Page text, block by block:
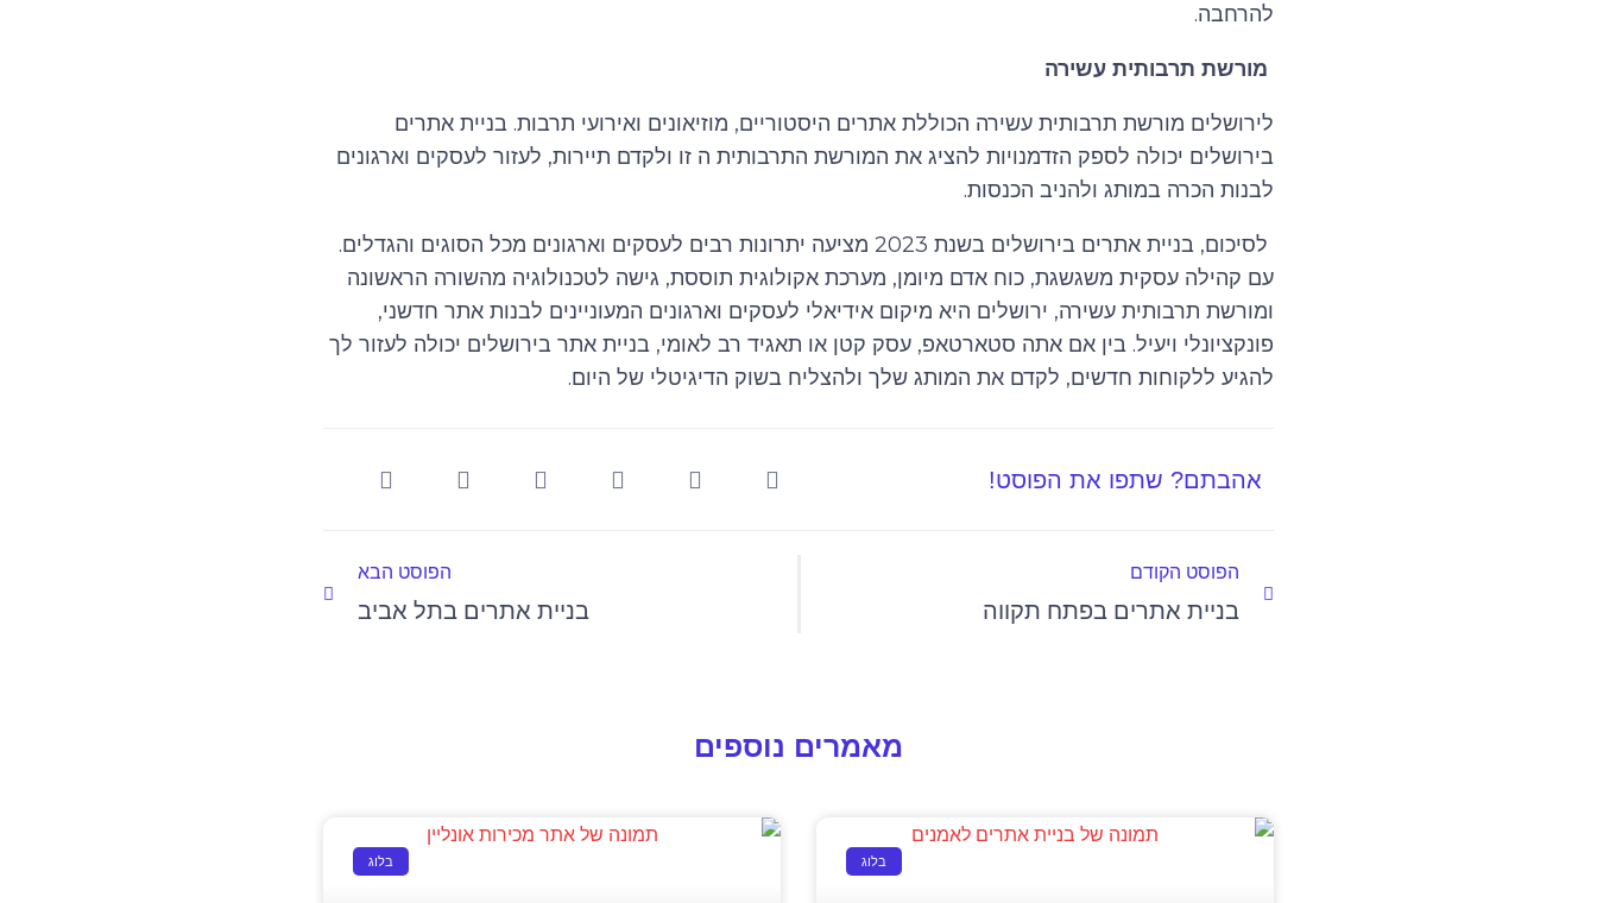
להרחבה.
מורשת תרבותית עשירה
לירושלים מורשת תרבותית עשירה הכוללת אתרים היסטוריים, מוזיאונים ואירועי תרבות. בניית אתרים
בירושלים יכולה לספק הזדמנויות להציג את המורשת התרבותית ה זו ולקדם תיירות, לעזור לעסקים וארגונים
לבנות הכרה במותג ולהניב הכנסות.
לסיכום, בניית אתרים בירושלים בשנת 2023 מציעה יתרונות רבים לעסקים וארגונים מכל הסוגים והגדלים.
עם קהילה עסקית משגשגת, כוח אדם מיומן, מערכת אקולוגית תוססת, גישה לטכנולוגיה מהשורה הראשונה
ומורשת תרבותית עשירה, ירושלים היא מיקום אידיאלי לעסקים וארגונים המעוניינים לבנות אתר חדשני,
פונקציונלי ויעיל. בין אם אתה סטארטאפ, עסק קטן או תאגיד רב לאומי, בניית אתר בירושלים יכולה לעזור לך
להגיע ללקוחות חדשים, לקדם את המותג שלך ולהצליח בשוק הדיגיטלי של היום.
אהבתם? שתפו את הפוסט!
הפוסט הקודם
בניית אתרים בפתח תקווה
הפוסט הבא
בניית אתרים בתל אביב
מאמרים נוספים
בלוג בלוג